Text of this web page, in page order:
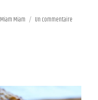
Miam Miam Un commentaire